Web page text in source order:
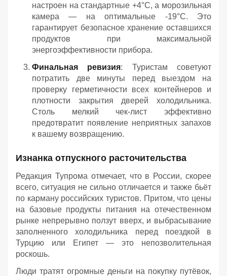
настроен на стандартные +4°C, а морозильная
камера — на оптимальные -19°C. Это
гарантирует безопасное хранение оставшихся
продуктов при максимальной
энергоэффективности прибора.
Финальная ревизия: Туристам советуют
потратить две минуты перед выездом на
проверку герметичности всех контейнеров и
плотности закрытия дверей холодильника.
Столь мелкий чек-лист эффективно
предотвратит появление неприятных запахов
к вашему возвращению.
Изнанка отпускного расточительства
Редакция Тупрома отмечает, что в России, скорее
всего, ситуация не сильно отличается и также бьёт
по карману российских туристов. Притом, что цены
на базовые продукты питания на отечественном
рынке непрерывно ползут вверх, и выбрасывание
заполненного холодильника перед поездкой в
Турцию или Египет — это непозволительная
роскошь.
Люди тратят огромные деньги на покупку путёвок,